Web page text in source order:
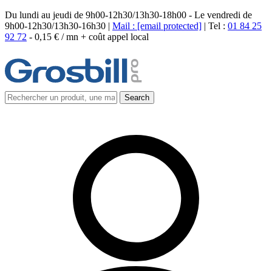
Du lundi au jeudi de 9h00-12h30/13h30-18h00 - Le vendredi de
9h00-12h30/13h30-16h30 | Mail : [email protected] | Tel : 01 84 25
92 72 - 0,15 € / mn + coût appel local